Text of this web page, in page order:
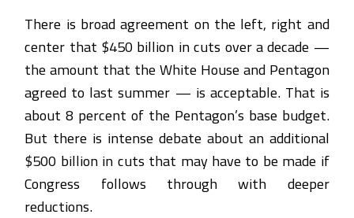
There is broad agreement on the left, right and
center that $450 billion in cuts over a decade —
the amount that the White House and Pentagon
agreed to last summer — is acceptable. That is
about 8 percent of the Pentagon’s base budget.
But there is intense debate about an additional
$500 billion in cuts that may have to be made if
Congress follows through with deeper
reductions.